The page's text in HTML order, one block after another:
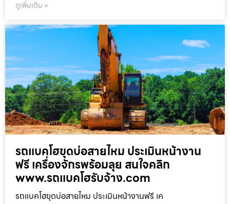
ดูเพิ่มเติม »
รถแบคโฮขุดบ่อสายไหม ประเมินหน้างาน
ฟรี เครื่องจักรพร้อมลุย สนใจคลิก
www.รถแบคโฮรับจ้าง.com
รถแบคโฮขุดบ่อสายไหม ประเมินหน้างานฟรี เค